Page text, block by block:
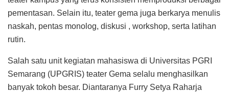
pementasan. Selain itu, teater gema juga berkarya menulis
naskah, pentas monolog, diskusi , workshop, serta latihan
rutin.
Salah satu unit kegiatan mahasiswa di Universitas PGRI
Semarang (UPGRIS) teater Gema selalu menghasilkan
banyak tokoh besar. Diantaranya Furry Setya Raharja